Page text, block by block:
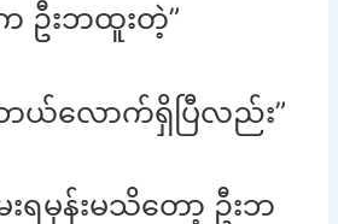
ဦးဘထူးတဲ့”
လောက်ရှိပြီလည်း”
ရမှန်းမသိတော့ ဦးဘ